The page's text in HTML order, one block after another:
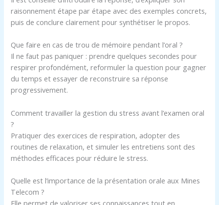
raisonnement étape par étape avec des exemples concrets,
puis de conclure clairement pour synthétiser le propos.
Que faire en cas de trou de mémoire pendant l’oral ?
Il ne faut pas paniquer : prendre quelques secondes pour
respirer profondément, reformuler la question pour gagner
du temps et essayer de reconstruire sa réponse
progressivement.
Comment travailler la gestion du stress avant l’examen oral
?
Pratiquer des exercices de respiration, adopter des
routines de relaxation, et simuler les entretiens sont des
méthodes efficaces pour réduire le stress.
Quelle est l’importance de la présentation orale aux Mines
Telecom ?
Elle permet de valoriser ses connaissances tout en